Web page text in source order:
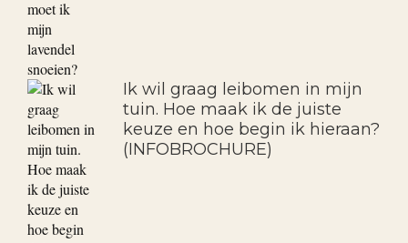
Ik wil graag leibomen in mijn
tuin. Hoe maak ik de juiste
keuze en hoe begin ik hieraan?
(INFOBROCHURE)